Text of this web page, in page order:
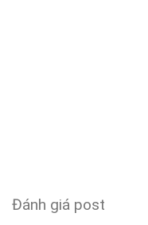
Đánh giá post